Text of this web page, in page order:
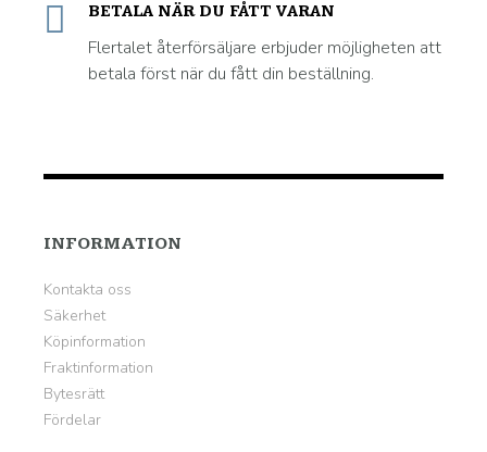
BETALA NÄR DU FÅTT VARAN
Flertalet återförsäljare erbjuder möjligheten att
betala först när du fått din beställning.
INFORMATION
Kontakta oss
Säkerhet
Köpinformation
Fraktinformation
Bytesrätt
Fördelar